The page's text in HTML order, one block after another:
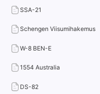
SSA-21
Schengen Viisumihakemus
W-8 BEN-E
1554 Australia
DS-82